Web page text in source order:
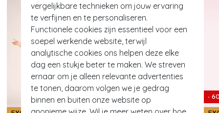
vergelijkbare technieken om jouw ervaring
te verfijnen en te personaliseren.
Functionele cookies zijn essentieel voor een
soepel werkende website, terwijl
analytische cookies ons helpen deze elke
dag een stukje beter te maken. We streven
ernaar om je alleen relevante advertenties
te tonen, daarom volgen we je gedrag
binnen en buiten onze website op
- 61% -